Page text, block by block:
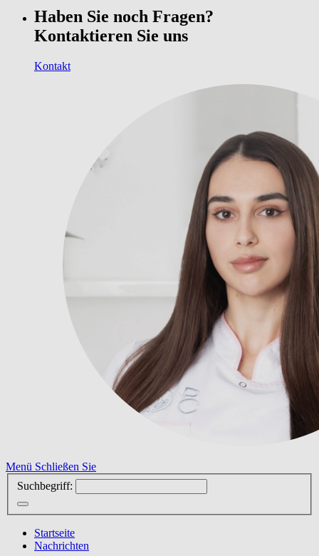
Haben Sie noch Fragen?
Kontaktieren Sie uns
Kontakt
Menü Schließen Sie
Suchbegriff:
Startseite
Nachrichten